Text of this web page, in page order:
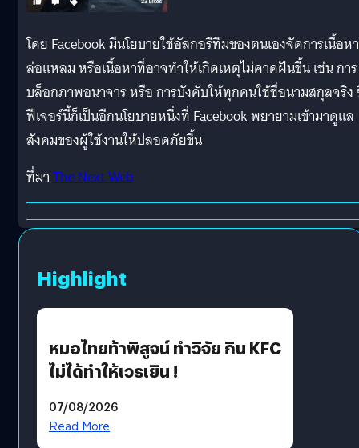
โดย Facebook มีนโยบายใช้อัลกอรึทึมของตนเองจัดการเนื้อห
ล่อแหลม หรือเนื้อหาที่อาจทำให้เกิดเหตุไม่คาดฝันขึ้น เช่น การ
บล็อกภาพอนาจาร หรือ การบังคับให้ทุกคนใช้ชื่อนามสกุลจริง
ฟีเจอร์นี้ก็เป็นอีกนโยบายหนึ่งที่ Facebook พยายามเข้ามาดูแล
สังคมของผู้ใช้งานให้ปลอดภัยขึ้น
ที่มาThe Next Web
Highlight
หมอไทยท้าพิสูจน์ ทำวิจัย กิน KFC
ไม่ได้ทำให้เวรเยิน !
07/08/2026
Read More